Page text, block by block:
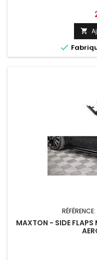


RÉFÉRENCE:
MAXTON - SIDE